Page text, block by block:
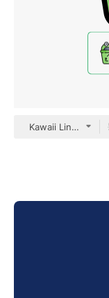
Kawaii Lineal color